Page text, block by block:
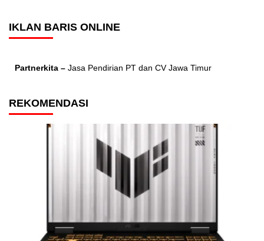
IKLAN BARIS ONLINE
Partnerkita – Jasa Pendirian PT dan CV Jawa Timur
REKOMENDASI